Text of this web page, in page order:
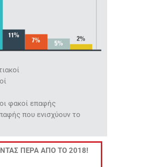
φακοί επαφής
που ενισχύουν το
ΠΕΡΑ ΑΠΟ ΤΟ 2018!